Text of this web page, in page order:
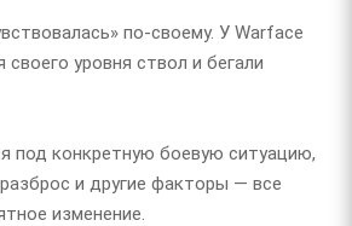
по-своему. У Warface
уровня ствол и бегали
под конкретную боевую ситуацию,
и другие факторы — все
изменение.